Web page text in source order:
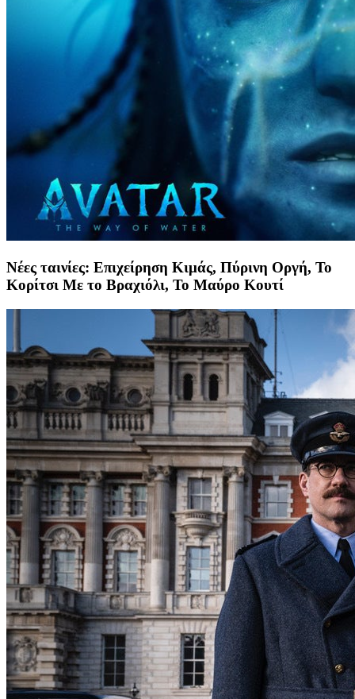
Νέες ταινίες: Επιχείρηση Κιμάς, Πύρινη Οργή, Το
Κορίτσι Με το Βραχιόλι, Το Μαύρο Κουτί